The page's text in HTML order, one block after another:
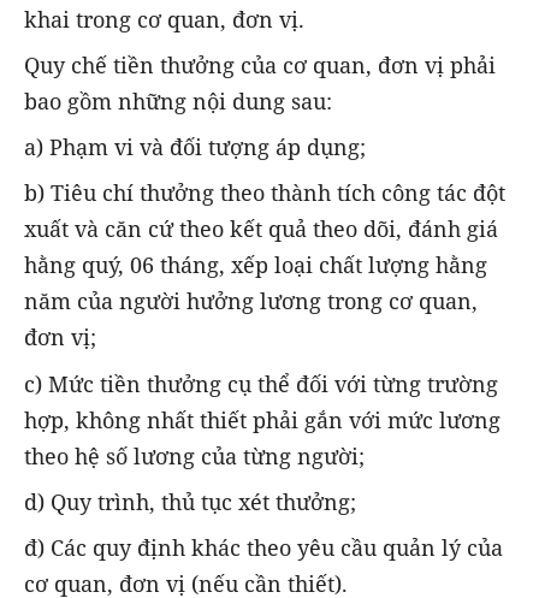
khai trong cơ quan, đơn vị.
Quy chế tiền thưởng của cơ quan, đơn vị phải
bao gồm những nội dung sau:
a) Phạm vi và đối tượng áp dụng;
b) Tiêu chí thưởng theo thành tích công tác đột
xuất và căn cứ theo kết quả theo dõi, đánh giá
hằng quý, 06 tháng, xếp loại chất lượng hằng
năm của người hưởng lương trong cơ quan,
đơn vị;
c) Mức tiền thưởng cụ thể đối với từng trường
hợp, không nhất thiết phải gắn với mức lương
theo hệ số lương của từng người;
d) Quy trình, thủ tục xét thưởng;
đ) Các quy định khác theo yêu cầu quản lý của
cơ quan, đơn vị (nếu cần thiết).